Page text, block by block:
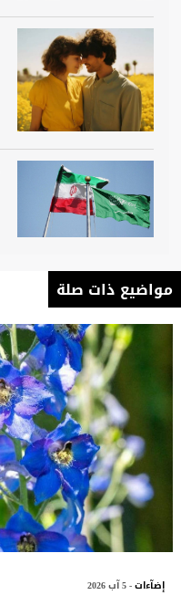
مواضيع ذات صلة
إضآءات- 5 آب 2026